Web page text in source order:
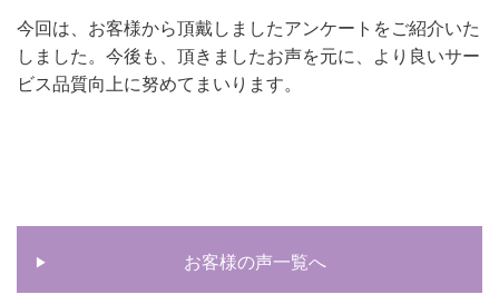
今回は、お客様から頂戴しましたアンケートをご紹介いた
しました。今後も、頂きましたお声を元に、より良いサー
ビス品質向上に努めてまいります。
お客様の声一覧へ